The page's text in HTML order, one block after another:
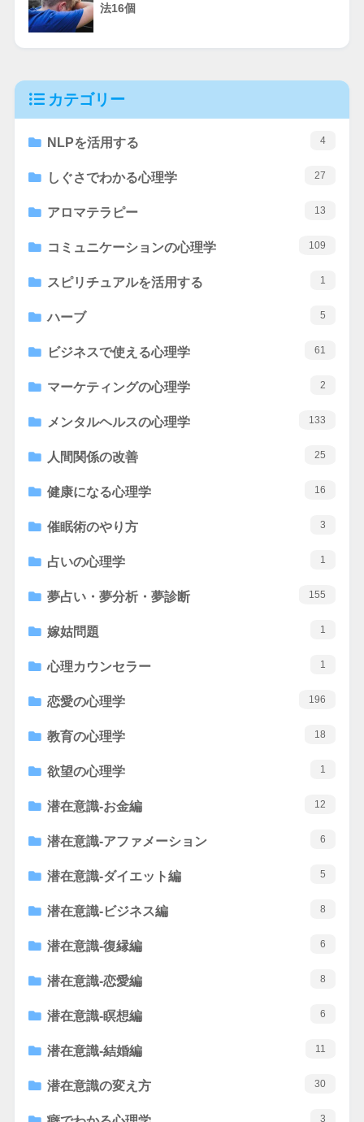
法16個
カテゴリー
NLPを活用する 4
しぐさでわかる心理学 27
アロマテラピー 13
コミュニケーションの心理学 109
スピリチュアルを活用する 1
ハーブ 5
ビジネスで使える心理学 61
マーケティングの心理学 2
メンタルヘルスの心理学 133
人間関係の改善 25
健康になる心理学 16
催眠術のやり方 3
占いの心理学 1
夢占い・夢分析・夢診断 155
嫁姑問題 1
心理カウンセラー 1
恋愛の心理学 196
教育の心理学 18
欲望の心理学 1
潜在意識-お金編 12
潜在意識-アファメーション 6
潜在意識-ダイエット編 5
潜在意識-ビジネス編 8
潜在意識-復縁編 6
潜在意識-恋愛編 8
潜在意識-瞑想編 6
潜在意識-結婚編 11
潜在意識の変え方 30
3